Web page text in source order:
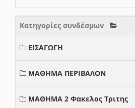
Κατηγορίες συνδέσμων
ΕΙΣΑΓΩΓΗ
ΜΑΘΗΜΑ ΠΕΡΙΒΑΛΟΝ
ΜΑΘΗΜΑ 2 Φακελος Τριτης